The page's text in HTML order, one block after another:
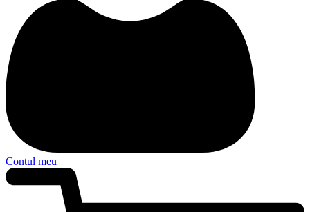
Contul meu